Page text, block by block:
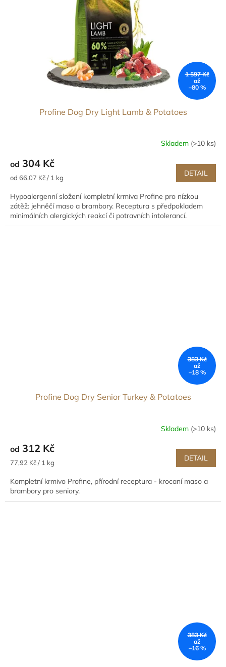
1 597 Kč
až
–80 %
Profine Dog Dry Light Lamb & Potatoes
Skladem (>10 ks)
od 304 Kč
Měrná
od 66,07 Kč / 1 kg DETAIL
Hypoalergenní složení kompletní krmiva Profine pro nízkou
zátěž: jehněčí maso a brambory. Receptura s předpokladem
minimálních alergických reakcí či potravních intolerancí.
383 Kč
až
–18 %
Profine Dog Dry Senior Turkey & Potatoes
Skladem (>10 ks)
od 312 Kč
Měrná
77,92 Kč / 1 kg DETAIL
Kompletní krmivo Profine, přírodní receptura - krocaní maso a
brambory pro seniory.
383 Kč
až
–16 %